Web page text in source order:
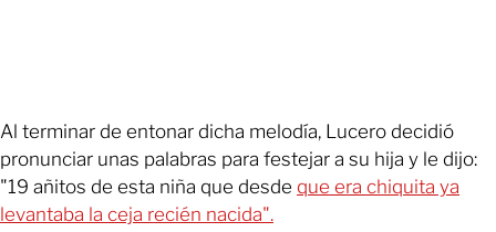
Al terminar de entonar dicha melodía, Lucero decidió
pronunciar unas palabras para festejar a su hija y le dijo:
"19 añitos de esta niña que desde que era chiquita ya
levantaba la ceja recién nacida".